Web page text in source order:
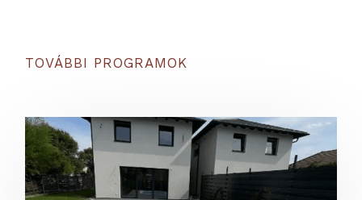
TOVÁBBI PROGRAMOK